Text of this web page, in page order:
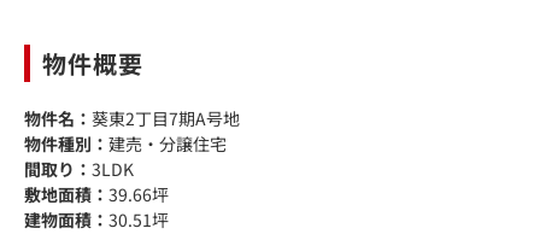
物件概要
物件名： 葵東2丁目7期A号地
物件種別： 建売・分譲住宅
間取り： 3LDK
敷地面積： 39.66坪
建物面積： 30.51坪